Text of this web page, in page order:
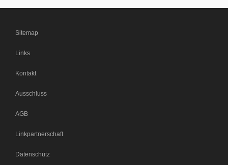
Sitemap
Links
Kontakt
Ausschluss
AGB
Linkpartnerschaft
Datenschutz